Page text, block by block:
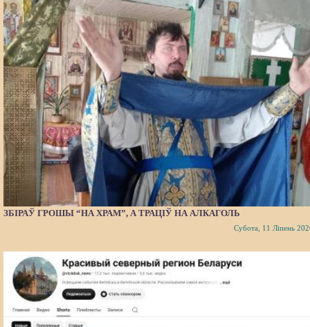
ЗБІРАЎ ГРОШЫ “НА ХРАМ”, А ТРАЦІЎ НА АЛКАГОЛЬ
Субота, 11 Ліпень